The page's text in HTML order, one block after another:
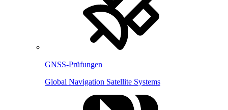
GNSS-Prüfungen
Global Navigation Satellite Systems